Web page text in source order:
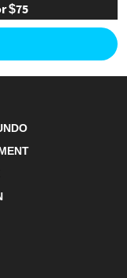
$75